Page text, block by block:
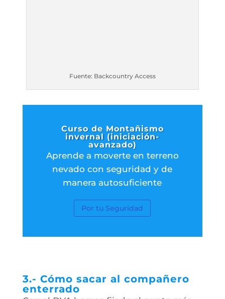
Fuente: Backcountry Access
Curso de Montañismo
invernal (iniciación-
avanzado)
Aprende a moverte en terreno
nevado con seguridad y de
manera autosuficiente
Por tu Seguridad
3.- Cómo sacar al compañero
enterrado